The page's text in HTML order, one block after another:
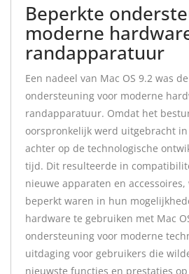
Beperkte
moderne
randapparatuur
Een nadeel van Mac OS 9.2 was
ondersteuning voor moderne
randapparatuur. Omdat het
oorspronkelijk werd uitgebracht
achter op de technologische
tijd. Dit resulteerde in
nieuwe apparaten en
beperkt waren in hun
hardware te gebruiken met Mac
ondersteuning voor moderne
uitdaging voor gebruikers die
nieuwste functies en prestaties